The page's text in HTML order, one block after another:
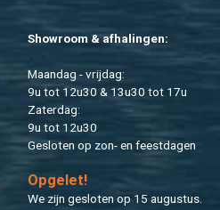
Show­room & af­ha­lin­gen:
Maan­dag - vrij­dag:
9u tot 12u30 & 13u30 tot 17u
Za­ter­dag:
9u tot 12u30
Ge­slo­ten op zon- en feest­da­gen
Op­ge­let!
We zijn ge­slo­ten op 15 au­gus­tus.